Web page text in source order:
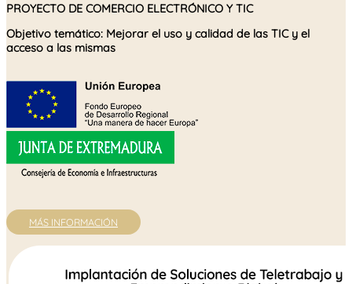
PROYECTO DE COMERCIO ELECTRÓNICO Y TIC
Objetivo temático: Mejorar el uso y calidad de las TIC y el
acceso a las mismas
MÁS INFORMACIÓN